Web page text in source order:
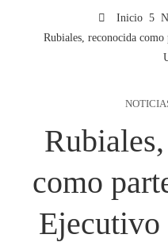
Inicio
Rubiales, reconocida
como
Ejecutivo